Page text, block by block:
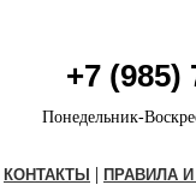
+7 (985)
Понедельник-
КОНТАКТЫ | ПРАВИЛА